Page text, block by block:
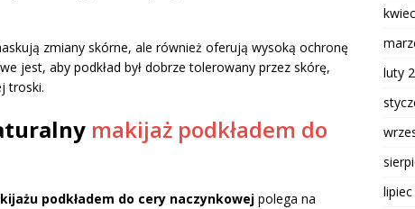
zmiany skórne, ale również oferują wysoką ochronę
jest, aby podkład był dobrze tolerowany przez skórę,
troski.
makijaż podkładem do
podkładem do cery naczynkowej polega na
luty